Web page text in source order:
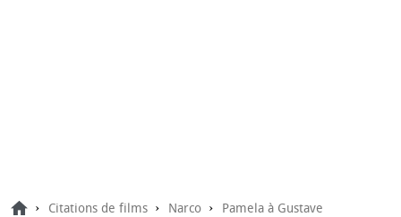
› Citations de films › Narco › Pamela à Gustave